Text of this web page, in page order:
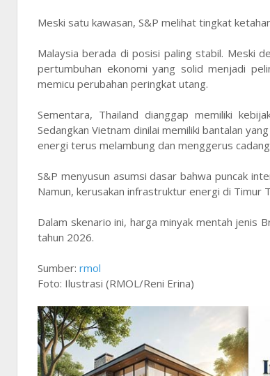
Meski satu kawasan, S&P melihat tingkat
Malaysia berada di posisi paling stabil. Meski
pertumbuhan ekonomi yang solid menjadi
memicu perubahan peringkat utang.
Sementara, Thailand dianggap memiliki
Sedangkan Vietnam dinilai memiliki bantalan
energi terus melambung dan menggerus
S&P menyusun asumsi dasar bahwa puncak
Namun, kerusakan infrastruktur energi di Timur
Dalam skenario ini, harga minyak mentah jenis
tahun 2026.
Sumber: rmol
Foto: Ilustrasi (RMOL/Reni Erina)